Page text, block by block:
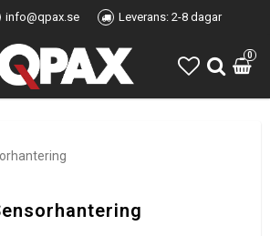
info@qpax.se Leverans: 2-8 dagar
0